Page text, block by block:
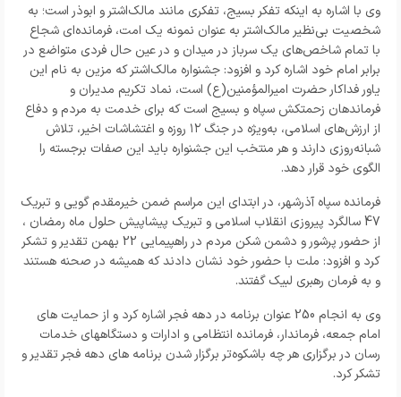
وی با اشاره به اینکه تفکر بسیج، تفکری مانند مالک‌اشتر و ابوذر است؛ به
شخصیت بی‌نظیر مالک‌اشتر به عنوان نمونه یک امت، فرمانده‌ای شجاع
با تمام شاخص‌های یک سرباز در میدان و در عین حال فردی متواضع در
برابر امام خود اشاره کرد و افزود: جشنواره مالک‌اشتر که مزین به نام این
یاور فداکار حضرت امیرالمؤمنین(ع) است، نماد تکریم مدیران و
فرماندهان زحمتکش سپاه و بسیج است که برای خدمت به مردم و دفاع
از ارزش‌های اسلامی، به‌ویژه در جنگ ۱۲ روزه و اغتشاشات اخیر، تلاش
شبانه‌روزی دارند و هر منتخب این جشنواره باید این صفات برجسته را
الگوی خود قرار دهد.
فرمانده سپاه آذرشهر، در ابتدای این مراسم ضمن خیرمقدم گویی و تبریک
47 سالگرد پیروزی انقلاب اسلامی و تبریک پیشاپیش حلول ماه رمضان ،
از حضور پرشور و دشمن شکن مردم در راهپیمایی 22 بهمن تقدیر و تشکر
کرد و افزود: ملت با حضور خود نشان دادند که همیشه در صحنه هستند
و به فرمان رهبری لبیک گفتند.
وی به انجام 250 عنوان برنامه در دهه فجر اشاره کرد و از حمایت های
امام جمعه، فرماندار، فرمانده انتظامی و ادارات و دستگاههای خدمات
رسان در برگزاری هر چه باشکوه‌تر برگزار شدن برنامه های دهه فجر تقدیر و
تشکر کرد.